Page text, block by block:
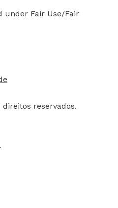
under Fair Use/Fair
reservados.